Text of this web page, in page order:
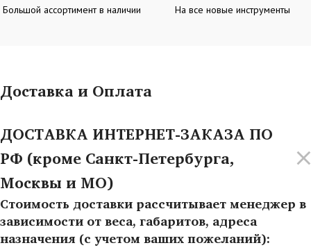
Большой ассортимент в наличии На все новые инструменты
Доставка и Оплата
ДОСТАВКА ИНТЕРНЕТ-ЗАКАЗА ПО
РФ (кроме Санкт-Петербурга,
Москвы и МО)
Стоимость доставки рассчитывает менеджер в
зависимости от веса, габаритов, адреса
назначения (с учетом ваших пожеланий):